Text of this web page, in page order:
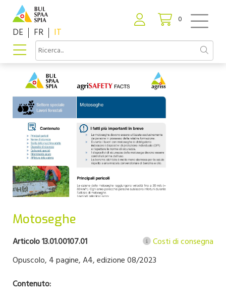
0
DE FR IT
Motoseghe
Articolo 13.01.00107.01
Costi di consegna
Opuscolo, 4 pagine, A4, edizione 08/2023
Contenuto: